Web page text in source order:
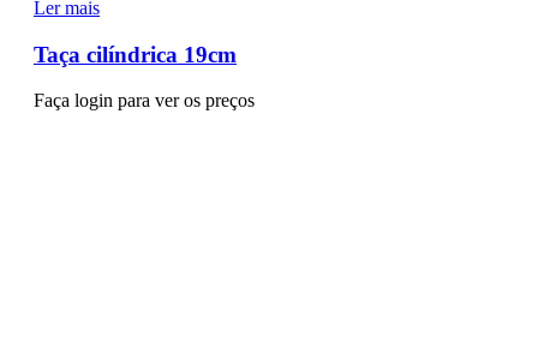
Ler mais
Taça cilíndrica 19cm
Faça login para ver os preços